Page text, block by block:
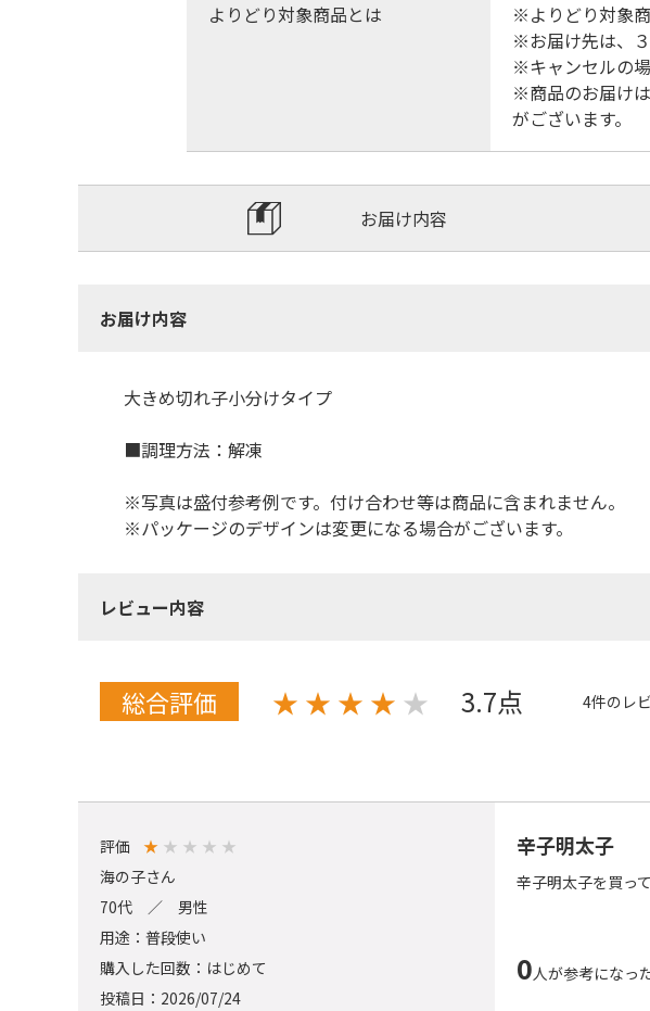
よりどり対象商品とは
※よりどり対象
※お届け先は、
※キャンセルの
※商品のお届け
がございます。
お届け内容
お届け内容
大きめ切れ子小分けタイプ
■調理方法：解凍
※写真は盛付参考例です。付け合わせ等は商品に含まれません。
※パッケージのデザインは変更になる場合がございます。
レビュー内容
総合評価 ★ ★ ★ ★ ★ 3.7点 4件のレ
評価 ★ ★ ★ ★ ★
海の子さん
70代 ／ 男性
用途：普段使い
購入した回数：はじめて
投稿日：2026/07/24
辛子明太子
辛子明太子を買っ
0人が参考になっ